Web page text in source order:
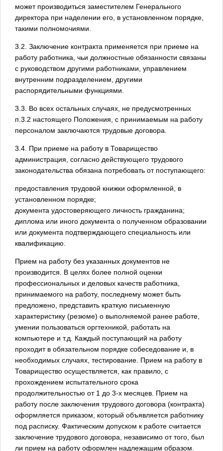
может производиться заместителем Генерального
директора при наделении его, в установленном порядке,
такими полномочиями.
3.2. Заключение контракта применяется при приеме на
работу работника, чьи должностные обязанности связаны
с руководством другими работниками, управлением
внутренним подразделением, другими
распорядительными функциями.
3.3. Во всех остальных случаях, не предусмотренных
п.3.2 настоящего Положения, с принимаемым на работу
персоналом заключаются трудовые договора.
3.4. При приеме на работу в Товарищество
администрация, согласно действующего трудового
законодательства обязана потребовать от поступающего:
предоставления трудовой книжки оформленной, в
установленном порядке;
документа удостоверяющего личность гражданина;
диплома или иного документа о полученном образовании
или документа подтверждающего специальность или
квалификацию.
Прием на работу без указанных документов не
производится. В целях более полной оценки
профессиональных и деловых качеств работника,
принимаемого на работу, последнему может быть
предложено, представить краткую письменную
характеристику (резюме) о выполняемой ранее работе,
умении пользоваться оргтехникой, работать на
компьютере и т.д. Каждый поступающий на работу
проходит в обязательном порядке собеседование и, в
необходимых случаях, тестирование. Прием на работу в
Товарищество осуществляется, как правило, с
прохождением испытательного срока
продолжительностью от 1 до 3-х месяцев. Прием на
работу после заключения трудового договора (контракта)
оформляется приказом, который объявляется работнику
под расписку. Фактическим допуском к работе считается
заключение трудового договора, независимо от того, был
ли прием на работу оформлен надлежащим образом.